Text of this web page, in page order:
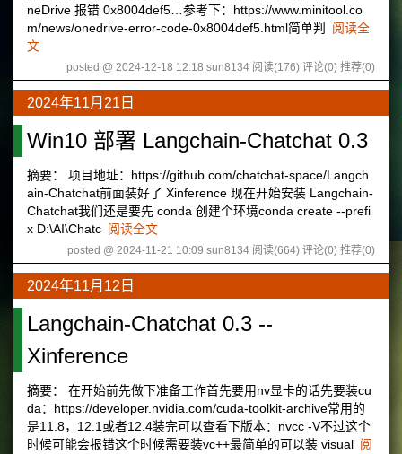
neDrive 报错 0x8004def5…参考下：https://www.minitool.co
m/news/onedrive-error-code-0x8004def5.html简单判
阅读全
文
posted @ 2024-12-18 12:18 sun8134 阅读(176) 评论(0) 推荐(0)
2024年11月21日
Win10 部署 Langchain-Chatchat 0.3
摘要： 项目地址：https://github.com/chatchat-space/Langch
ain-Chatchat前面装好了 Xinference 现在开始安装 Langchain-
Chatchat我们还是要先 conda 创建个环境conda create --prefi
x D:\AI\Chatc 阅读全文
posted @ 2024-11-21 10:09 sun8134 阅读(664) 评论(0) 推荐(0)
2024年11月12日
Langchain-Chatchat 0.3 --
Xinference
摘要： 在开始前先做下准备工作首先要用nv显卡的话先要装cu
da：https://developer.nvidia.com/cuda-toolkit-archive常用的
是11.8，12.1或者12.4装完可以查看下版本：nvcc -V不过这个
时候可能会报错这个时候需要装vc++最简单的可以装 visual 阅